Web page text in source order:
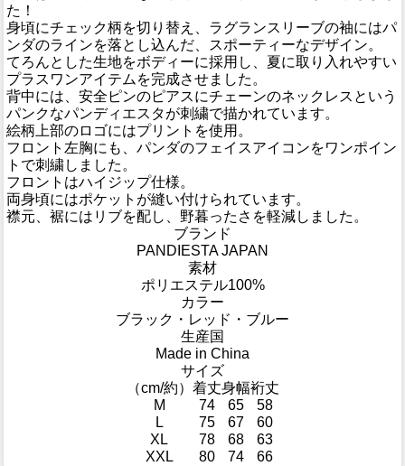
た！
身頃にチェック柄を切り替え、ラグランスリーブの袖にはパ
ンダのラインを落とし込んだ、スポーティーなデザイン。
てろんとした生地をボディーに採用し、夏に取り入れやすい
プラスワンアイテムを完成させました。
背中には、安全ピンのピアスにチェーンのネックレスという
パンクなパンディエスタが刺繍で描かれています。
絵柄上部のロゴにはプリントを使用。
フロント左胸にも、パンダのフェイスアイコンをワンポイン
トで刺繍しました。
フロントはハイジップ仕様。
両身頃にはポケットが縫い付けられています。
襟元、裾にはリブを配し、野暮ったさを軽減しました。
ブランド
PANDIESTA JAPAN
素材
ポリエステル100%
カラー
ブラック・レッド・ブルー
生産国
Made in China
サイズ
（cm/約） 着丈身幅裄丈
M
74 65
58
L
75 67
60
XL
78 68
63
XXL
80 74 66